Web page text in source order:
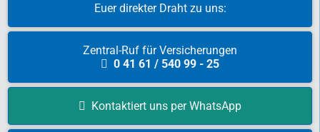
Euer direkter Draht zu uns:
Zentral-Ruf für Versicherungen
0 41 61 / 540 99 - 25
Kontaktiert uns per WhatsApp